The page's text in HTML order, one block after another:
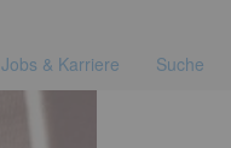
Jobs & Karriere Suche